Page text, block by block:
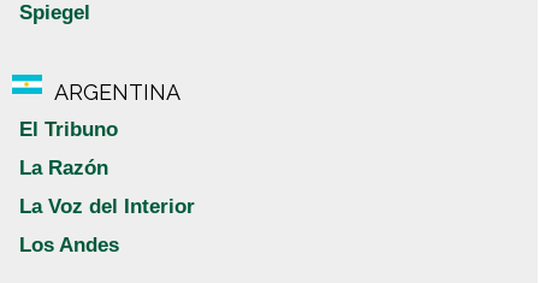
Spiegel
ARGENTINA
El Tribuno
La Razón
La Voz del Interior
Los Andes